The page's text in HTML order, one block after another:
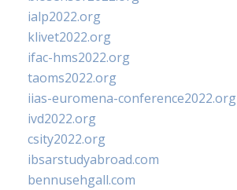
ialp2022.org
klivet2022.org
ifac-hms2022.org
taoms2022.org
iias-euromena-conference2022.org
ivd2022.org
csity2022.org
ibsarstudyabroad.com
bennusehgall.com